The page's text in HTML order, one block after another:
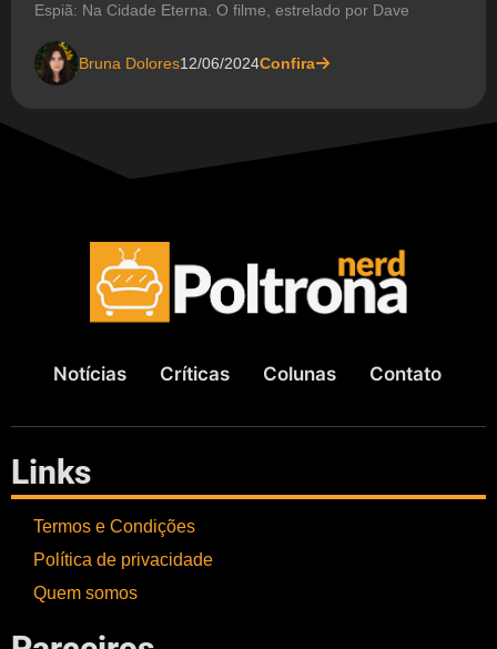
Espiã: Na Cidade Eterna. O filme, estrelado por Dave
Bruna Dolores12/06/2024Confira
Notícias Críticas Colunas Contato
Links
Termos e Condições
Política de privacidade
Quem somos